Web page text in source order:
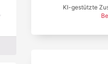
KI-gestützte